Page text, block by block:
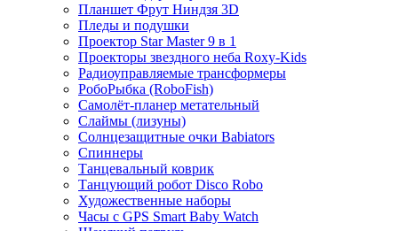
Планшет Фрут Ниндзя 3D
Пледы и подушки
Проектор Star Master 9 в 1
Проекторы звездного неба Roxy-Kids
Радиоуправляемые трансформеры
РобоРыбка (RoboFish)
Самолёт-планер метательный
Слаймы (лизуны)
Солнцезащитные очки Babiators
Спиннеры
Танцевальный коврик
Танцующий робот Disco Robo
Художественные наборы
Часы с GPS Smart Baby Watch